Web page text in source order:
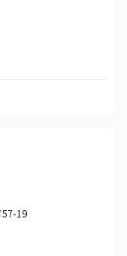
19